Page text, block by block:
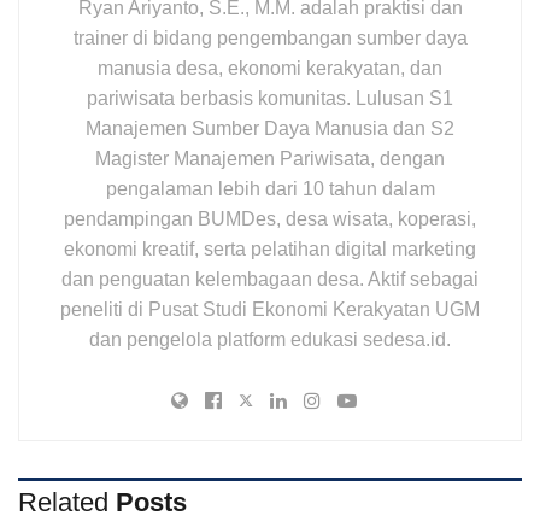
Ryan Ariyanto, S.E., M.M. adalah praktisi dan
trainer di bidang pengembangan sumber daya
manusia desa, ekonomi kerakyatan, dan
pariwisata berbasis komunitas. Lulusan S1
Manajemen Sumber Daya Manusia dan S2
Magister Manajemen Pariwisata, dengan
pengalaman lebih dari 10 tahun dalam
pendampingan BUMDes, desa wisata, koperasi,
ekonomi kreatif, serta pelatihan digital marketing
dan penguatan kelembagaan desa. Aktif sebagai
peneliti di Pusat Studi Ekonomi Kerakyatan UGM
dan pengelola platform edukasi sedesa.id.
Related Posts